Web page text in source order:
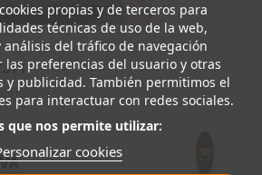
(JK05)
propias y de terceros para
técnicas de uso de la web,
del tráfico de navegación
preferencias del usuario y otras
y publicidad. También permitimos el
para interactuar con redes sociales.
que nos permite utilizar:
cookies